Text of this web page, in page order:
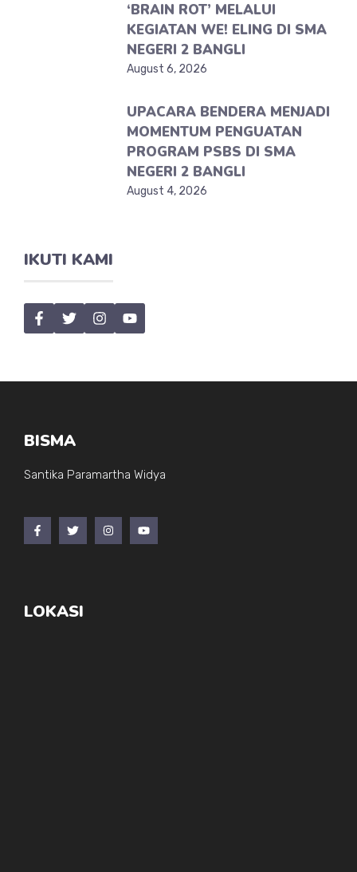
‘BRAIN ROT’ MELALUI
KEGIATAN WE! ELING DI SMA
NEGERI 2 BANGLI
August 6, 2026
UPACARA BENDERA MENJADI
MOMENTUM PENGUATAN
PROGRAM PSBS DI SMA
NEGERI 2 BANGLI
August 4, 2026
IKUTI KAMI
BISMA
Santika Paramartha Widya
LOKASI